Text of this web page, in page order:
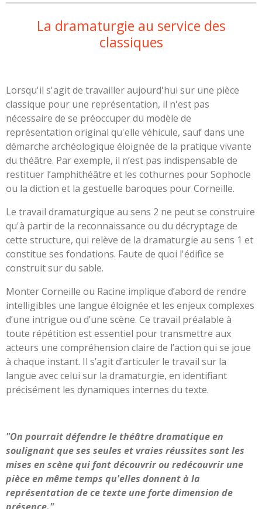
La dramaturgie au service des
classiques
Lorsqu'il s'agit de travailler aujourd'hui sur une pièce
classique pour une représentation, il n'est pas
nécessaire de se préoccuper du modèle de
représentation original qu'elle véhicule, sauf dans une
démarche archéologique éloignée de la pratique vivante
du théâtre. Par exemple, il n’est pas indispensable de
restituer l’amphithéâtre et les cothurnes pour Sophocle
ou la diction et la gestuelle baroques pour Corneille.
Le travail dramaturgique au sens 2 ne peut se construire
qu'à partir de la reconnaissance ou du décryptage de
cette structure, qui relève de la dramaturgie au sens 1 et
constitue ses fondations. Faute de quoi l'édifice se
construit sur du sable.
Monter Corneille ou Racine implique d’abord de rendre
intelligibles une langue éloignée et les enjeux complexes
d’une intrigue ou d’une scène. Ce travail préalable à
toute répétition est essentiel pour transmettre aux
acteurs une compréhension claire de l’action qui se joue
à chaque instant. Il s’agit d’articuler le travail sur la
langue avec celui sur la dramaturgie, en identifiant
précisément les dynamiques internes du texte.
"On pourrait défendre le théâtre dramatique en
soulignant que ses seules et vraies réussites sont les
mises en scène qui font découvrir ou redécouvrir une
pièce en même temps qu'elles donnent à la
représentation de ce texte une forte dimension de